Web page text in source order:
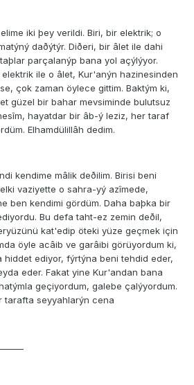
iki þey verildi. Biri, bir elektrik; o
daðýtýr. Diðeri, bir âlet ile dahi
parçalanýp bana yol açýlýyor.
ile o âlet, Kur'anýn hazinesinden
çok zaman öylece gittim. Baktým ki,
güzel bir bahar mevsiminde bulutsuz
hayatdar bir âb-ý leziz, her taraf
Elhamdülillâh dedim.
kendime mâlik deðilim. Birisi beni
vaziyette o sahra-yý azîmede,
ben kendimi gördüm. Daha baþka bir
Bu defa taht-ez zemin deðil,
kat'edip öteki yüze geçmek için
öyle acâib ve garâibi görüyordum ki,
hiddet ediyor, fýrtýna beni tehdid eder,
eder. Fakat yine Kur'andan bana
geçiyordum, galebe çalýyordum.
tarafta seyyahlarýn cena